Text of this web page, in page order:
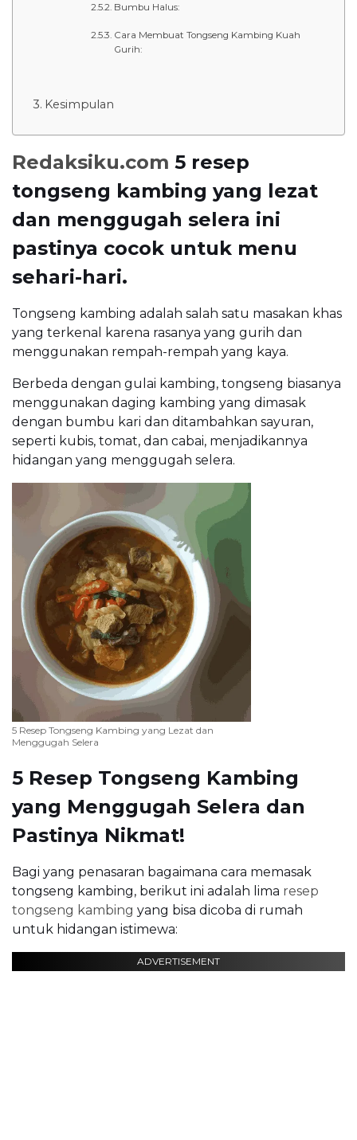
Bumbu Halus:
Cara Membuat Tongseng Kambing Kuah
Gurih:
Kesimpulan
Redaksiku.com 5 resep
tongseng kambing yang lezat
dan menggugah selera ini
pastinya cocok untuk menu
sehari-hari.
Tongseng kambing adalah salah satu masakan khas
yang terkenal karena rasanya yang gurih dan
menggunakan rempah-rempah yang kaya.
Berbeda dengan gulai kambing, tongseng biasanya
menggunakan daging kambing yang dimasak
dengan bumbu kari dan ditambahkan sayuran,
seperti kubis, tomat, dan cabai, menjadikannya
hidangan yang menggugah selera.
5 Resep Tongseng Kambing yang Lezat dan
Menggugah Selera
5 Resep Tongseng Kambing
yang Menggugah Selera dan
Pastinya Nikmat!
Bagi yang penasaran bagaimana cara memasak
tongseng kambing, berikut ini adalah lima resep
tongseng kambing yang bisa dicoba di rumah
untuk hidangan istimewa:
ADVERTISEMENT